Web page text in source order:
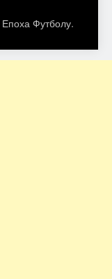
Епоха Футболу.